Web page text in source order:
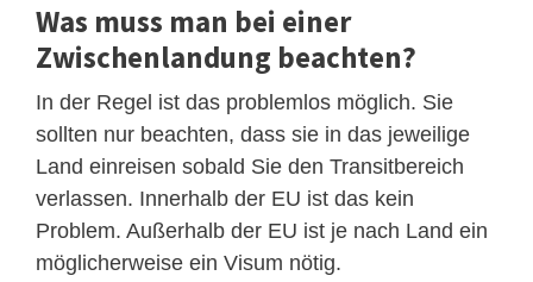
Was muss man bei einer
Zwischenlandung beachten?
In der Regel ist das problemlos möglich. Sie
sollten nur beachten, dass sie in das jeweilige
Land einreisen sobald Sie den Transitbereich
verlassen. Innerhalb der EU ist das kein
Problem. Außerhalb der EU ist je nach Land ein
möglicherweise ein Visum nötig.